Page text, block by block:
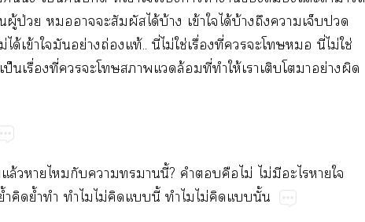
ป่​​​​​ได้​บ้​ข้​​ได้​บ้​​​​​
ได้​ข้​​​ย่​ถ่​ท้..​ี่​ไม่​ใช่​ื่​ี่​​​​​ี่​ไม่​ใช่​
ป็​ื่​ี่​​​​​​ล้​ี่​​ให้​​​​​ย่​​
?​​​​ไม่​ไม่​​​​​
ย้ำ​​​ไม่​​​ี้​​ไม่​​​ั้